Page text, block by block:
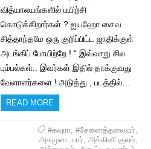
வித்யாலயங்களில் பயிற்சி
கொடுக்கிறார்கள் ? ஐயஹோ சைவ
சித்தாந்தமே ஒரு குறிப்பிட்ட ஜாதிக்குள்
அடங்கிப் போயிற்றே ! “ இவ்வாறு சில
பும்பல்கள்.. இவர்கள் இதில் தாக்குவது
வேளாளர்களை ! அடுத்து , படத்தில்…
READ MORE
#கவுரா, #சேனைத்தலைவர்,
அகமுடையார், அக்கினி குலம்,